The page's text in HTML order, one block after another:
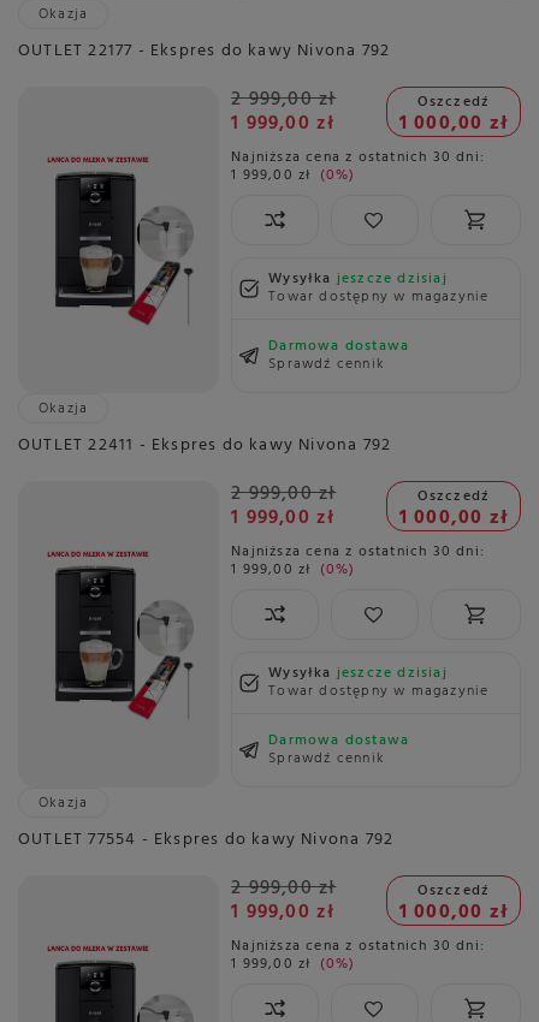
Okazja
OUTLET 22177 - Ekspres do kawy Nivona 792
2 999,00 zł
1 999,00 zł
Oszczedź
1 000,00 zł
Najniższa cena z ostatnich 30 dni:
1 999,00 zł 0%
Wysyłkajeszcze dzisiaj
Towar dostępny w magazynie
Darmowa dostawa
Sprawdź cennik
Okazja
OUTLET 22411 - Ekspres do kawy Nivona 792
2 999,00 zł
1 999,00 zł
Oszczedź
1 000,00 zł
Najniższa cena z ostatnich 30 dni:
1 999,00 zł 0%
Wysyłkajeszcze dzisiaj
Towar dostępny w magazynie
Darmowa dostawa
Sprawdź cennik
Okazja
OUTLET 77554 - Ekspres do kawy Nivona 792
2 999,00 zł
1 999,00 zł
Oszczedź
1 000,00 zł
Najniższa cena z ostatnich 30 dni:
1 999,00 zł 0%